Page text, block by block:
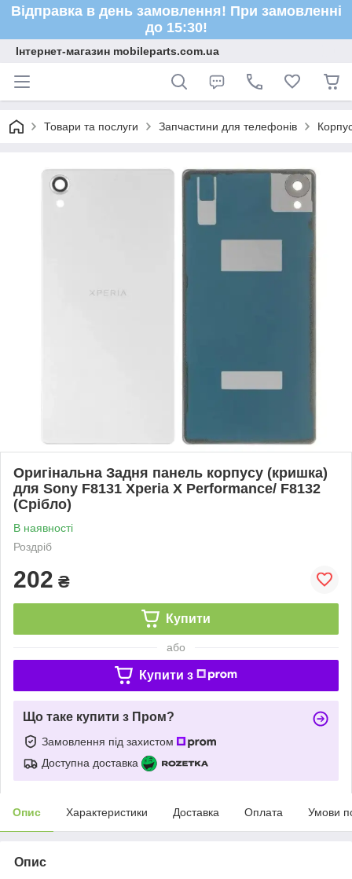
Відправка в день замовлення! При замовленні
до 15:30!
Інтернет-магазин mobileparts.com.ua
Товари та послуги Запчастини для телефонів
Оригінальна Задня панель корпусу (кришка)
для Sony F8131 Xperia X Performance/ F8132
(Срібло)
В наявності
Роздріб
202 ₴
Купити
або
Купити з
Що таке купити з Пром?
Замовлення під захистом
Доступна доставка
Опис Характеристики Доставка Оплата Умови
Опис